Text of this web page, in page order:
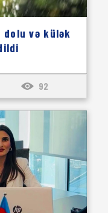
dolu və külək
92